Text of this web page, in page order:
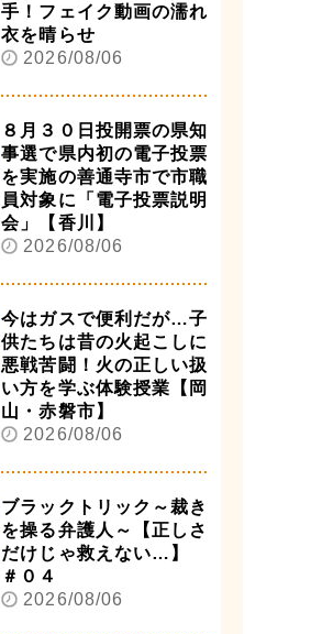
手！フェイク動画の濡れ
衣を晴らせ
2026/08/06
８月３０日投開票の県知
事選で県内初の電子投票
を実施の善通寺市で市職
員対象に「電子投票説明
会」【香川】
2026/08/06
今はガスで便利だが…子
供たちは昔の火起こしに
悪戦苦闘！火の正しい扱
い方を学ぶ体験授業【岡
山・赤磐市】
2026/08/06
ブラックトリック～裁き
を操る弁護人～【正しさ
だけじゃ救えない…】
＃０４
2026/08/06